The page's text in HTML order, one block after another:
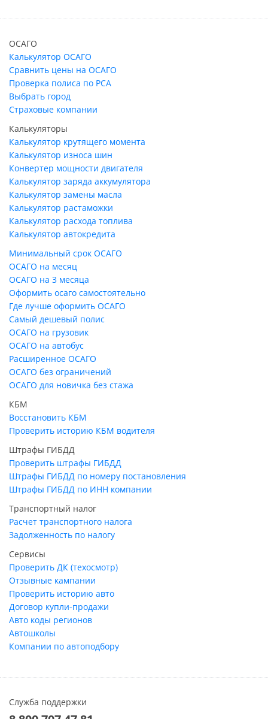
ОСАГО
Калькулятор ОСАГО
Сравнить цены на ОСАГО
Проверка полиса по РСА
Выбрать город
Страховые компании
Калькуляторы
Калькулятор крутящего момента
Калькулятор износа шин
Конвертер мощности двигателя
Калькулятор заряда аккумулятора
Калькулятор замены масла
Калькулятор растаможки
Калькулятор расхода топлива
Калькулятор автокредита
Минимальный срок ОСАГО
ОСАГО на месяц
ОСАГО на 3 месяца
Оформить осаго самостоятельно
Где лучше оформить ОСАГО
Самый дешевый полис
ОСАГО на грузовик
ОСАГО на автобус
Расширенное ОСАГО
ОСАГО без ограничений
ОСАГО для новичка без стажа
КБМ
Восстановить КБМ
Проверить историю КБМ водителя
Штрафы ГИБДД
Проверить штрафы ГИБДД
Штрафы ГИБДД по номеру постановления
Штрафы ГИБДД по ИНН компании
Транспортный налог
Расчет транспортного налога
Задолженность по налогу
Сервисы
Проверить ДК (техосмотр)
Отзывные кампании
Проверить историю авто
Договор купли-продажи
Авто коды регионов
Автошколы
Компании по автоподбору
Служба поддержки